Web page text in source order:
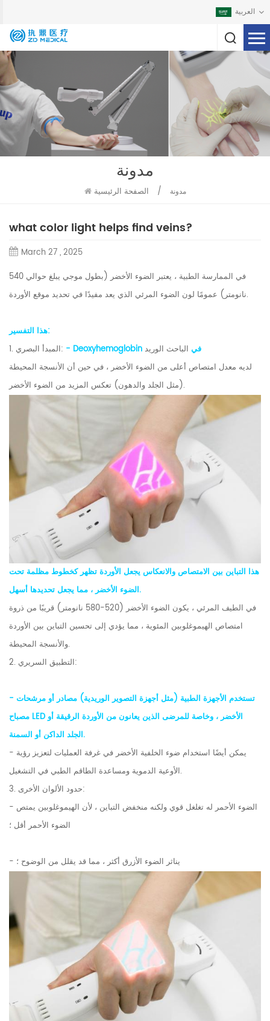
العربية
مدونة
الصفحة الرئيسية / مدونة
what color light helps find veins?
March 27 , 2025
في الممارسة الطبية ، يعتبر الضوء الأخضر (بطول موجي يبلغ حوالي 540
نانومتر) عمومًا لون الضوء المرئي الذي يعد مفيدًا في تحديد موقع الأوردة.
هذا التفسير:
1. المبدأ البصري:
- Deoxyhemoglobin في الباحث الوريد
لديه معدل امتصاص أعلى من الضوء الأخضر ، في حين أن الأنسجة المحيطة
(مثل الجلد والدهون) تعكس المزيد من الضوء الأخضر.
هذا التباين بين الامتصاص والانعكاس يجعل الأوردة تظهر كخطوط مظلمة تحت
الضوء الأخضر ، مما يجعل تحديدها أسهل.
في الطيف المرئي ، يكون الضوء الأخضر (520-580 نانومتر) قريبًا من ذروة
امتصاص الهيموغلوبين المئوية ، مما يؤدي إلى تحسين التباين بين الأوردة
والأنسجة المحيطة.
2. التطبيق السريري:
- تستخدم الأجهزة الطبية (مثل أجهزة التصوير الوريدية) مصادر أو مرشحات
مصباح LED الأخضر ، وخاصة للمرضى الذين يعانون من الأوردة الرقيقة أو
الجلد الداكن أو السمنة.
- يمكن أيضًا استخدام ضوء الخلفية الأخضر في غرفة العمليات لتعزيز رؤية
الأوعية الدموية ومساعدة الطاقم الطبي في التشغيل.
3. حدود الألوان الأخرى:
- الضوء الأحمر له تغلغل قوي ولكنه منخفض التباين ، لأن الهيموغلوبين يمتص
الضوء الأحمر أقل ؛
- يناثر الضوء الأزرق أكثر ، مما قد يقلل من الوضوح ؛